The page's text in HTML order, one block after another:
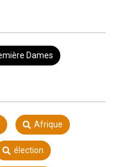
Dames
Afrique
élection